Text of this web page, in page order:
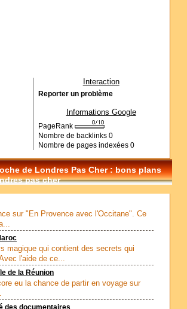
Interaction
Reporter un problème
Informations Google
PageRank
Nombre de backlinks 0
Nombre de pages indexées 0
de Londres Pas Cher : bons plans
pas cher
sur "En Provence avec l'Occitane". Ce
magique qui contient des secrets qui
l'aide de ce...
de la Réunion
eu la chance de partir en voyage sur
des documentaires